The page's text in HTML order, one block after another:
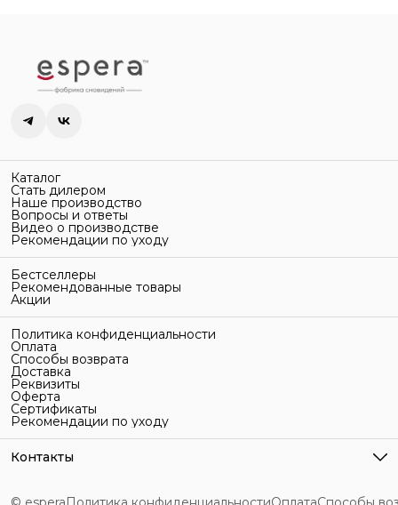
Каталог
Стать дилером
Наше производство
Вопросы и ответы
Видео о производстве
Рекомендации по уходу
Бестселлеры
Рекомендованные товары
Акции
Политика конфиденциальности
Оплата
Способы возврата
Доставка
Реквизиты
Оферта
Сертификаты
Рекомендации по уходу
Контакты